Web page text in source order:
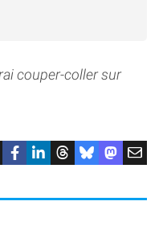
couper-coller sur